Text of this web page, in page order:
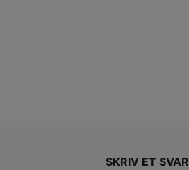
SKRIV ET SVAR